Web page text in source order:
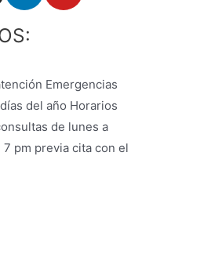
Emergencias
del año Horarios
de lunes a
pm previa cita con el